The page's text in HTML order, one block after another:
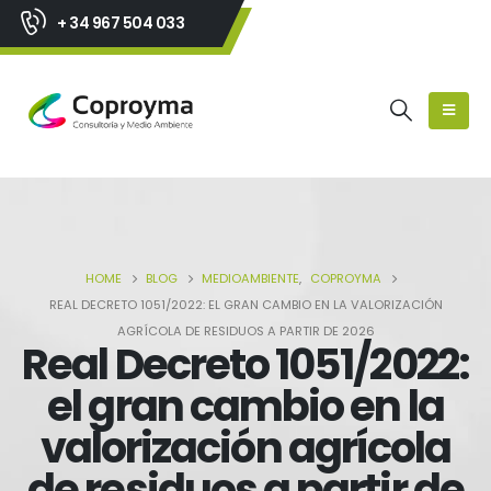
+ 34 967 504 033
HOME BLOG MEDIOAMBIENTE, COPROYMA
REAL DECRETO 1051/2022: EL GRAN CAMBIO EN LA VALORIZACIÓN
AGRÍCOLA DE RESIDUOS A PARTIR DE 2026
Real Decreto 1051/2022:
el gran cambio en la
valorización agrícola